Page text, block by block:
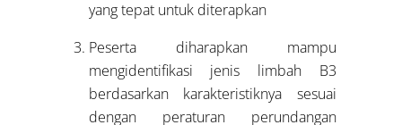
yang tepat untuk diterapkan
Peserta diharapkan mampu
mengidentifikasi jenis limbah B3
berdasarkan karakteristiknya sesuai
dengan peraturan perundangan